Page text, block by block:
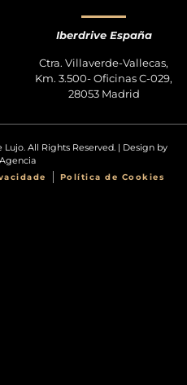
Iberdrive España
Ctra. Villaverde-Vallecas,
Km. 3.500- Oficinas C-029,
28053 Madrid
All Rights Reserved. | Design by
Política de Cookies